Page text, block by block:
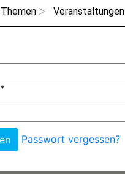
Themen Veranstaltungen
*
Passwort vergessen?